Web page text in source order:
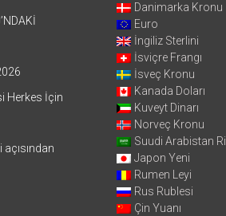
Herkes İçin
Danimarka Kronu
Euro
İngiliz Sterlini
İsviçre Frangı
İsveç Kronu
Kanada Doları
Kuveyt Dinarı
Norveç Kronu
Suudi Arabistan
Japon Yeni
Rumen Leyi
Rus Rublesi
Çin Yuanı